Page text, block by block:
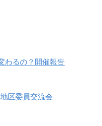
わるの？開催報告
区委員交流会